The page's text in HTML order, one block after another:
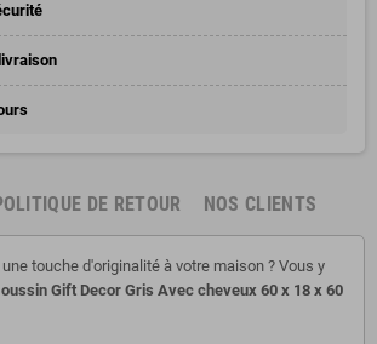
DE RETOUR NOS CLIENTS
touche d'originalité à votre maison ? Vous y
Gift Decor Gris Avec cheveux 60 x 18 x 60